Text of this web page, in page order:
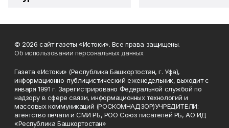
© 2026 сайт газеты «Истоки». Все права защищены.
Об использовании персональных данных
Газета «Истоки» (Республика Башкортостан, г. Уфа),
информационно-публицистический еженедельник, выходит с
января 1991 г. Зарегистрировано Федеральной службой по
надзору в сфере связи, информационных технологий и
массовых коммуникаций (РОСКОМНАДЗОР)УЧРЕДИТЕЛИ:
агентство печати и СМИ РБ, РОО Союз писателей РБ, АО ИД
«Республика Башкортостан»